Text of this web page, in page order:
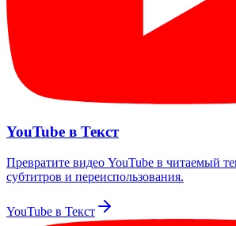
YouTube в Текст
Превратите видео YouTube в читаемый
субтитров и переиспользования.
YouTube в Текст